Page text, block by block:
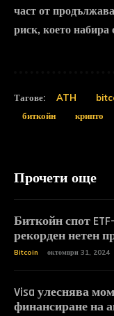
част от
риск, което набира
Тагове: ATH
биткойн
крипто
Прочети още
Биткойн спот
рекорден нетен
Bitcoin октомври 31, 2024
Visa улеснява
финансиране на